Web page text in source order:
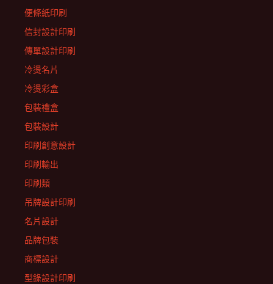
便條紙印刷
信封設計印刷
傳單設計印刷
冷燙名片
冷燙彩盒
包裝禮盒
包裝設計
印刷創意設計
印刷輸出
印刷類
吊牌設計印刷
名片設計
品牌包裝
商標設計
型錄設計印刷